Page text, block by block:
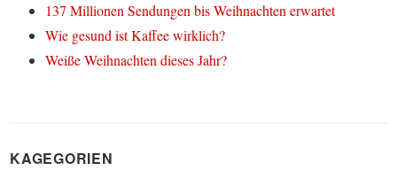
137 Millionen Sendungen bis Weihnachten erwartet
Wie gesund ist Kaffee wirklich?
Weiße Weihnachten dieses Jahr?
KAGEGORIEN